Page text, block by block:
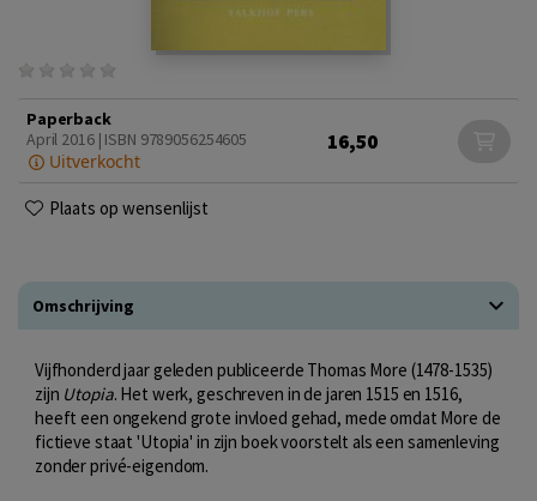
Paperback
April 2016 | ISBN 9789056254605
Uitverkocht
16,50
Plaats op wensenlijst
Omschrijving
Vijfhonderd jaar geleden publiceerde Thomas More (1478-1535)
zijn Utopia. Het werk, geschreven in de jaren 1515 en 1516,
heeft een ongekend grote invloed gehad, mede omdat More de
fictieve staat 'Utopia' in zijn boek voorstelt als een samenleving
zonder privé-eigendom.